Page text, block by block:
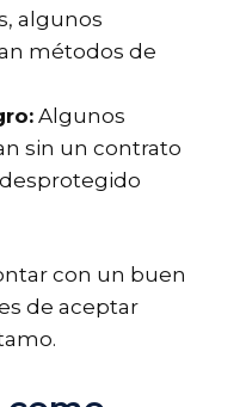
algunos
métodos de
Algunos
sin un contrato
con un buen
de aceptar